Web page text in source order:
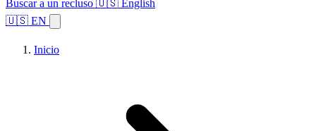
Buscar a un recluso 🇺🇸 English
🇺🇸 EN
Inicio